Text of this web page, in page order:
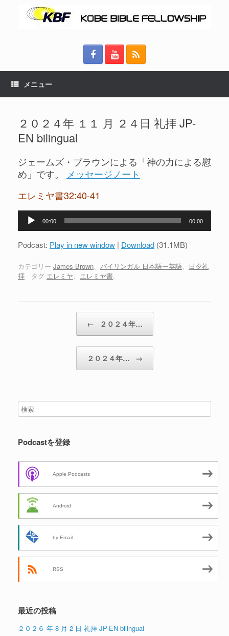
メニュー
２０２４年 １１ 月 ２４日 礼拝 JP-
EN bilingual
ジェームズ・ブラウンによる「神の力による慰
め」です。
メッセージノート
エレミヤ書32:40-41
プ
ー
ヤ
00:00 00:00
Podcast: Play in new window | Download (31.1MB)
カテゴリー James Brown、 バイリンガル 日本語ー英語、
日夕礼
拝 タグ エレミヤ、 エレミヤ書.
← ２０２４年…
２０２４年… →
Podcastを登録
Apple Podcasts
Android
by Email
RSS
最近の投稿
２０２６ 年 8 月 2 日 礼拝 JP-EN bilingual